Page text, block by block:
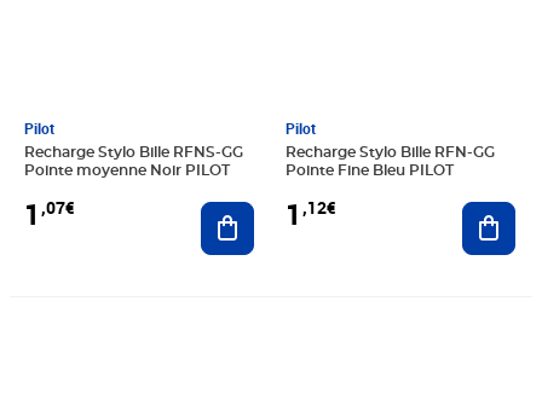
Pilot
Recharge Stylo Bille RFNS-GG
Pointe moyenne Noir PILOT
1 ,07€ Ajouter au panier
Pilot
Recharge Stylo Bille RFN-GG
Pointe Fine Bleu PILOT
1 ,12€